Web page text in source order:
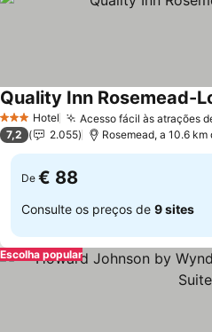
3 EstrelasHotel Acesso fácil às atrações
Quality Inn Rosemead-
7,2 2.055 Rosemead, a 10.6 km
De € 88
Consulte os preços de 9 sites
Escolha popular